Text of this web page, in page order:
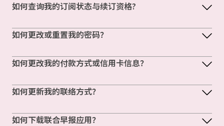
如何查询我的订阅状态与续订资格?
如何更改或重置我的密码？
如何更改我的付款方式或信用卡信息？
如何更新我的联络方式？
如何下载联合早报应用？